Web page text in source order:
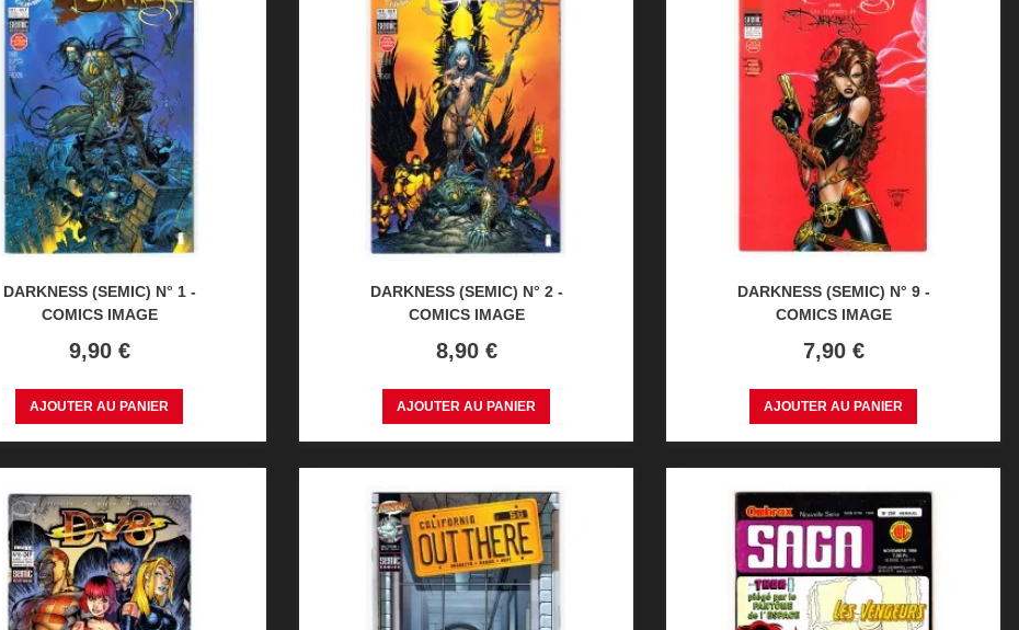
DARKNESS (SEMIC) N° 1 -
COMICS IMAGE
Prix
9,90 €
AJOUTER AU PANIER
DARKNESS (SEMIC) N° 2 -
COMICS IMAGE
Prix
8,90 €
AJOUTER AU PANIER
DARKNESS (SEMIC) N° 9 -
COMICS IMAGE
Prix
7,90 €
AJOUTER AU PANIER